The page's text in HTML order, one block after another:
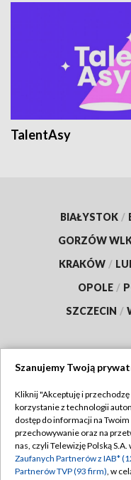
TalentAsy
BIAŁYSTOK /
GORZÓW
KRAKÓW /
OPOLE /
SZCZECIN /
Abonament TVP
Emisja w TVP
Szanujemy Twoją
Kliknij "Akceptuję i
korzystanie z technologii
dostęp do informacji na
przechowywanie oraz na
nas, czyli Telewizję Polską
Zaufanych Partnerów z IAB*
Partnerów TVP (93 firm), w